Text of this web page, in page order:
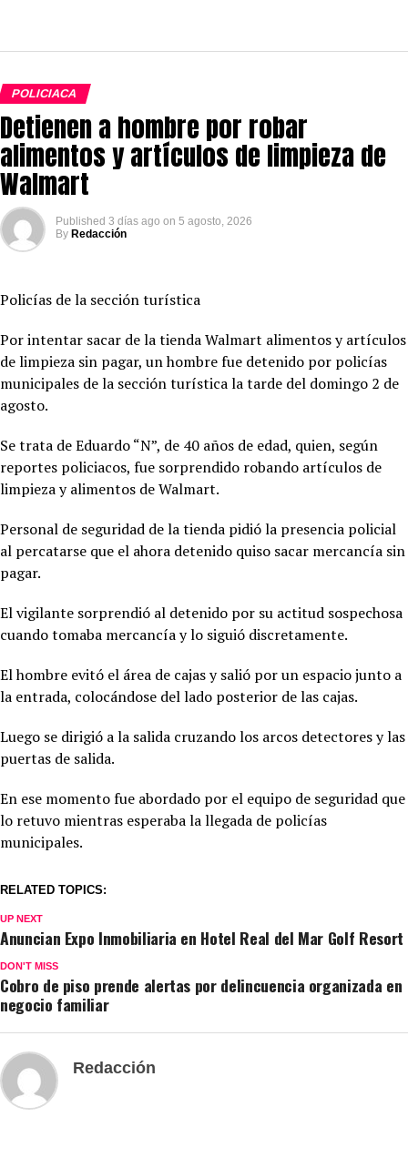
POLICIACA
Detienen a hombre por robar
alimentos y artículos de limpieza de
Walmart
Published 3 días ago on 5 agosto, 2026
By Redacción
Policías de la sección turística
Por intentar sacar de la tienda Walmart alimentos y artículos
de limpieza sin pagar, un hombre fue detenido por policías
municipales de la sección turística la tarde del domingo 2 de
agosto.
Se trata de Eduardo “N”, de 40 años de edad, quien, según
reportes policiacos, fue sorprendido robando artículos de
limpieza y alimentos de Walmart.
Personal de seguridad de la tienda pidió la presencia policial
al percatarse que el ahora detenido quiso sacar mercancía sin
pagar.
El vigilante sorprendió al detenido por su actitud sospechosa
cuando tomaba mercancía y lo siguió discretamente.
El hombre evitó el área de cajas y salió por un espacio junto a
la entrada, colocándose del lado posterior de las cajas.
Luego se dirigió a la salida cruzando los arcos detectores y las
puertas de salida.
En ese momento fue abordado por el equipo de seguridad que
lo retuvo mientras esperaba la llegada de policías
municipales.
RELATED TOPICS:
UP NEXT
Anuncian Expo Inmobiliaria en Hotel Real del Mar Golf Resort
DON'T MISS
Cobro de piso prende alertas por delincuencia organizada en
negocio familiar
Redacción